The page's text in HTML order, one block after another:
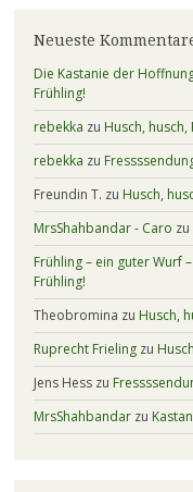
Neueste
Die Kastanie der
Frühling!
rebekka zu Husch, husch,
rebekka zu
Freundin T. zu Husch,
MrsShahbandar - Caro zu
Frühling – ein guter Wurf
Frühling!
Theobromina zu Husch,
Ruprecht Frielingzu
Jens Hesszu
MrsShahbandarzu